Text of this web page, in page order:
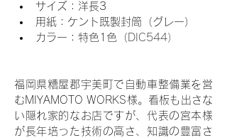
サイズ：洋長3
用紙：ケント既製封筒（グレー）
カラー：特色1色（ DIC544）
福岡県糟屋郡宇美町で自動車整備業を営
むMIYAMOTO WORKS様。看板も出さな
い隠れ家的なお店ですが、代表の宮本様
が長年培った技術の高さ、知識の豊富さ